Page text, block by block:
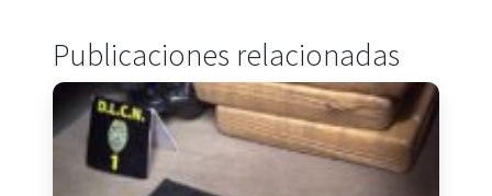
Publicaciones relacionadas